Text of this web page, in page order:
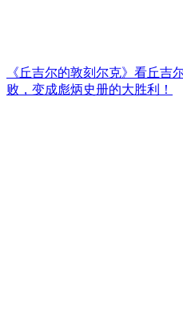
《丘吉尔的敦刻尔克》看丘吉
败，变成彪炳史册的大胜利！